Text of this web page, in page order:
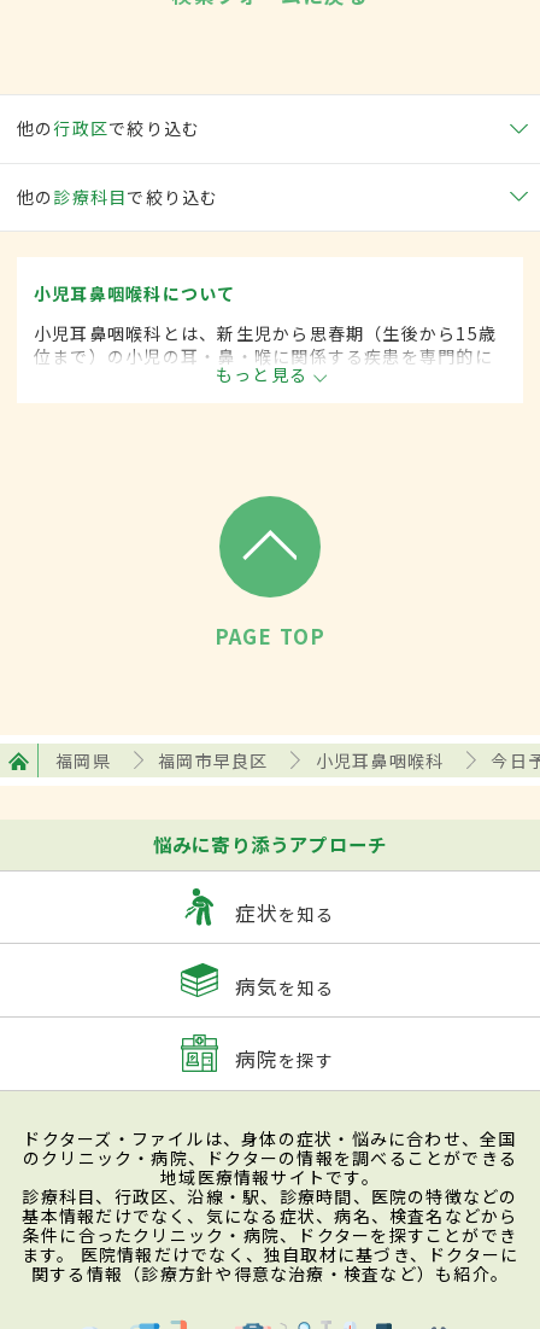
他の行政区で絞り込む
他の 診療科目で絞り込む
小児耳鼻咽喉科について
小児耳鼻咽喉科とは、新生児から思春期（生後から15歳
位まで）の小児の耳・鼻・喉に関係する疾患を専門的に
もっと見る
PAGE TOP
福岡県 福岡市早良区 小児耳鼻咽喉科 今日
悩みに寄り添うアプローチ
症状を知る
病気を知る
病院を探す
ドクターズ・ファイルは、身体の症状・悩みに合わせ、全国
のクリニック・病院、ドクターの情報を調べることができる
地域医療情報サイトです。
診療科目、行政区、沿線・駅、診療時間、医院の特徴などの
基本情報だけでなく、気になる症状、病名、検査名などから
条件に合ったクリニック・病院、ドクターを探すことができ
ます。 医院情報だけでなく、独自取材に基づき、ドクターに
関する情報（診療方針や得意な治療・検査など）も紹介。